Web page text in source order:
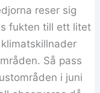
reser sig
fukten till ett litet
Så pass
i juni